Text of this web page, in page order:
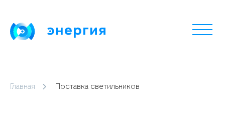
Главная Поставка светильников